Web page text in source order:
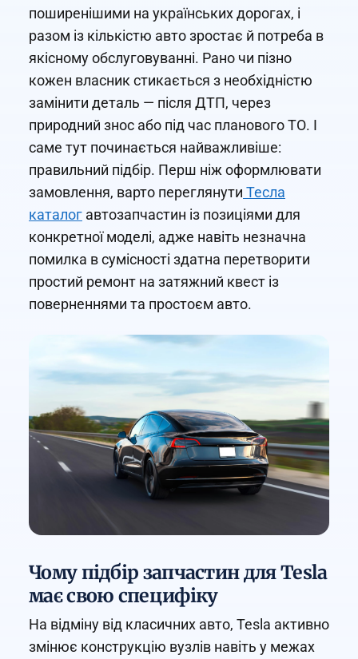
поширенішими на українських дорогах, і
разом із кількістю авто зростає й потреба в
якісному обслуговуванні. Рано чи пізно
кожен власник стикається з необхідністю
замінити деталь — після ДТП, через
природний знос або під час планового ТО. І
саме тут починається найважливіше:
правильний підбір. Перш ніж оформлювати
замовлення, варто переглянути Тесла
каталог автозапчастин із позиціями для
конкретної моделі, адже навіть незначна
помилка в сумісності здатна перетворити
простий ремонт на затяжний квест із
поверненнями та простоєм авто.
Чому підбір запчастин для Tesla
має свою специфіку
На відміну від класичних авто, Tesla активно
змінює конструкцію вузлів навіть у межах